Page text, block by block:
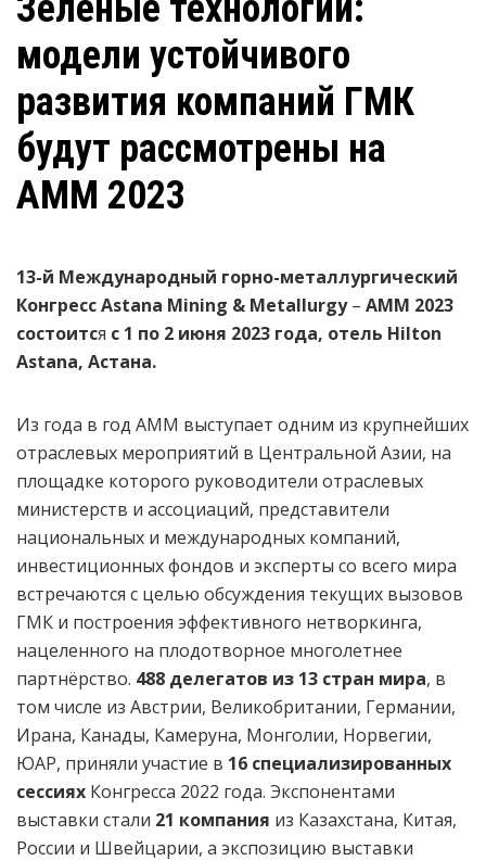
модели устойчивого
развития компаний ГМК
будут рассмотрены на
АММ 2023
13-й Международный горно-металлургический
Конгресс Astana Mining & Metallurgy– АММ 2023
состоится с 1 по 2 июня 2023 года, отель Hilton
Astana, Астана.
Из года в год АММ выступает одним из крупнейших
отраслевых мероприятий в Центральной Азии, на
площадке которого руководители отраслевых
министерств и ассоциаций, представители
национальных и международных компаний,
инвестиционных фондов и эксперты со всего мира
встречаются с целью обсуждения текущих вызовов
ГМК и построения эффективного нетворкинга,
нацеленного на плодотворное многолетнее
партнёрство. 488 делегатов из 13 стран мира, в
том числе из Австрии, Великобритании, Германии,
Ирана, Канады, Камеруна, Монголии, Норвегии,
ЮАР, приняли участие в 16 специализированных
сессиях Конгресса 2022 года. Экспонентами
выставки стали 21 компания из Казахстана, Китая,
России и Швейцарии, а экспозицию выставки